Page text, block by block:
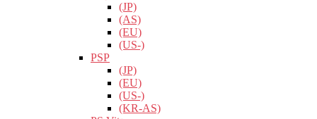
(JP)
(AS)
(EU)
(US-)
PSP
(JP)
(EU)
(US-)
(KR-AS)